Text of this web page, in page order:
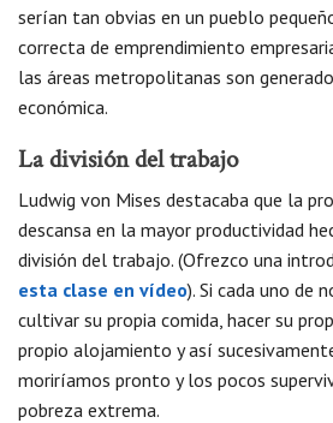
serían tan obvias en un pueblo
correcta de emprendimiento
las áreas metropolitanas son
económica.
La división del trabajo
Ludwig von Mises destacaba que la
descansa en la mayor productividad
división del trabajo. (Ofrezco una
esta clase en vídeo). Si cada uno de
cultivar su propia comida, hacer su
propio alojamiento y así
moriríamos pronto y los pocos
pobreza extrema.